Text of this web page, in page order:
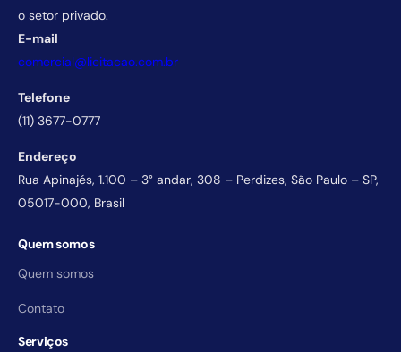
o setor privado.
E-mail
comercial@licitacao.com.br
Telefone
(11) 3677-0777
Endereço
Rua Apinajés, 1.100 – 3° andar, 308 – Perdizes, São Paulo – SP,
05017-000, Brasil
Quem somos
Quem somos
Contato
Serviços